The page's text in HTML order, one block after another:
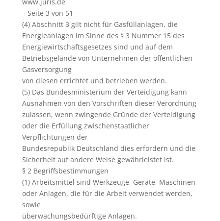
– Seite 3 von 51 –
(4) Abschnitt 3 gilt nicht für Gasfüllanlagen, die
Energieanlagen im Sinne des § 3 Nummer 15 des
Energiewirtschaftsgesetzes sind und auf dem
Betriebsgelände von Unternehmen der öffentlichen
Gasversorgung
von diesen errichtet und betrieben werden.
(5) Das Bundesministerium der Verteidigung kann
Ausnahmen von den Vorschriften dieser Verordnung
zulassen, wenn zwingende Gründe der Verteidigung
oder die Erfüllung zwischenstaatlicher
Verpflichtungen der
Bundesrepublik Deutschland dies erfordern und die
Sicherheit auf andere Weise gewährleistet ist.
§ 2 Begriffsbestimmungen
(1) Arbeitsmittel sind Werkzeuge, Geräte, Maschinen
oder Anlagen, die für die Arbeit verwendet werden,
sowie
überwachungsbedürftige Anlagen.